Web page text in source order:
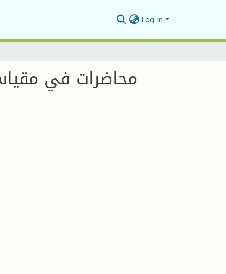
Log In
محاضرات في مقياس